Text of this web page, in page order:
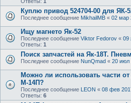
Куплю привод 524704-00 для ЯК-
Последнее сообщение MikhailMB « 02 мар
Ищу магнето Як-52
Последнее сообщение Viktor Fedorov « 09
Ответы: 1
Поиск запчастей на Як-18Т.
Последнее сообщение NunQmad « 20 июл
Можно ли использовать части
М-14П?
Последнее сообщение LEON « 08 фев
Ответы: 6